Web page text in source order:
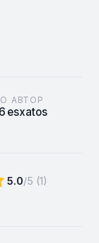
АВТОР
esxatos
5.0/5 (1)